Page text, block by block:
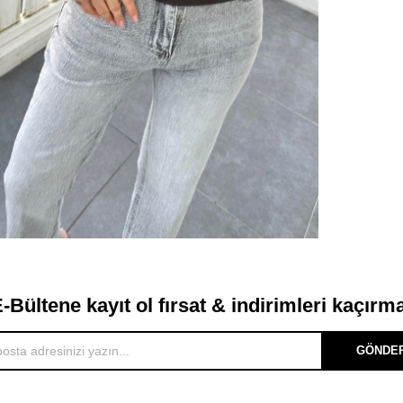
Bültene kayıt ol fırsat & indirimleri